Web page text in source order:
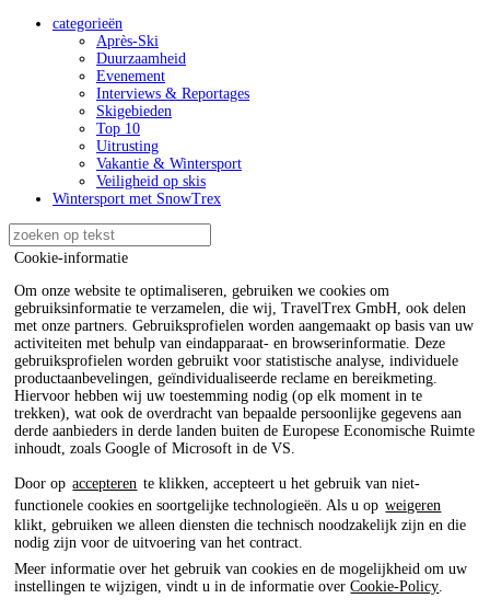
Cookie-informatie
Om onze website te optimaliseren, gebruiken we cookies om
gebruiksinformatie te verzamelen, die wij, TravelTrex GmbH, ook delen
met onze partners. Gebruiksprofielen worden aangemaakt op basis van uw
activiteiten met behulp van eindapparaat- en browserinformatie. Deze
gebruiksprofielen worden gebruikt voor statistische analyse, individuele
productaanbevelingen, geïndividualiseerde reclame en bereikmeting.
Hiervoor hebben wij uw toestemming nodig (op elk moment in te
trekken), wat ook de overdracht van bepaalde persoonlijke gegevens aan
derde aanbieders in derde landen buiten de Europese Economische Ruimte
inhoudt, zoals Google of Microsoft in de VS.
Door op accepteren te klikken, accepteert u het gebruik van niet-
functionele cookies en soortgelijke technologieën. Als u op weigeren
klikt, gebruiken we alleen diensten die technisch noodzakelijk zijn en die
nodig zijn voor de uitvoering van het contract.
Meer informatie over het gebruik van cookies en de mogelijkheid om uw
instellingen te wijzigen, vindt u in de informatie overCookie-Policy.
categorieën
Après-Ski
Duurzaamheid
Evenement
Interviews & Reportages
Skigebieden
Top 10
Uitrusting
Vakantie & Wintersport
Veiligheid op skis
Wintersport met SnowTrex